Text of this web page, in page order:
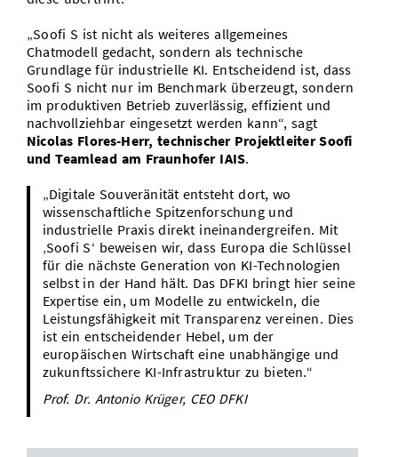
„Soofi S ist nicht als weiteres allgemeines
Chatmodell gedacht, sondern als technische
Grundlage für industrielle KI. Entscheidend ist, dass
Soofi S nicht nur im Benchmark überzeugt, sondern
im produktiven Betrieb zuverlässig, effizient und
nachvollziehbar eingesetzt werden kann“, sagt
Nicolas Flores-Herr, technischer Projektleiter Soofi
und Teamlead am Fraunhofer IAIS.
„Digitale Souveränität entsteht dort, wo
wissenschaftliche Spitzenforschung und
industrielle Praxis direkt ineinandergreifen. Mit
‚Soofi S‘ beweisen wir, dass Europa die Schlüssel
für die nächste Generation von KI-Technologien
selbst in der Hand hält. Das DFKI bringt hier seine
Expertise ein, um Modelle zu entwickeln, die
Leistungsfähigkeit mit Transparenz vereinen. Dies
ist ein entscheidender Hebel, um der
europäischen Wirtschaft eine unabhängige und
zukunftssichere KI-Infrastruktur zu bieten.“
Prof. Dr. Antonio Krüger, CEO DFKI